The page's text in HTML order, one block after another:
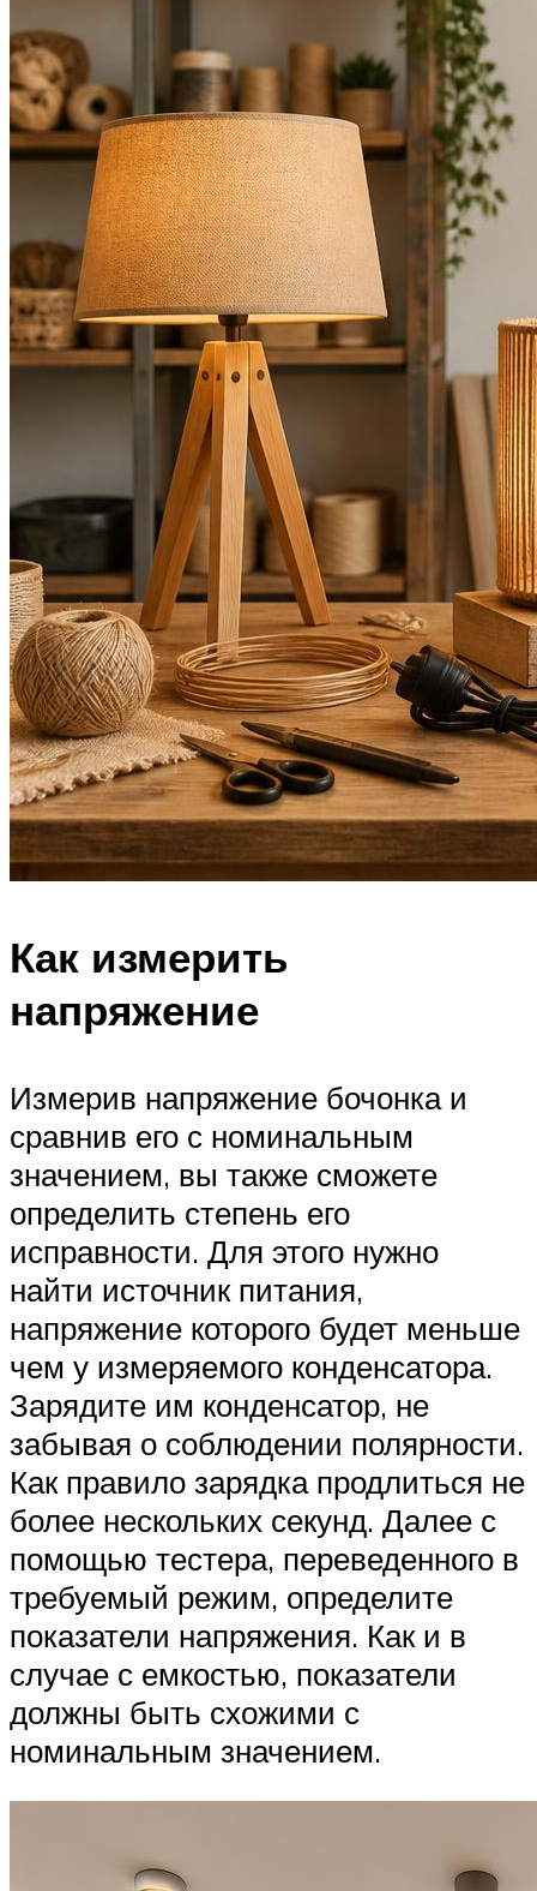
Как измерить
напряжение
Измерив напряжение бочонка и
сравнив его с номинальным
значением, вы также сможете
определить степень его
исправности. Для этого нужно
найти источник питания,
напряжение которого будет меньше
чем у измеряемого конденсатора.
Зарядите им конденсатор, не
забывая о соблюдении полярности.
Как правило зарядка продлиться не
более нескольких секунд. Далее с
помощью тестера, переведенного в
требуемый режим, определите
показатели напряжения. Как и в
случае с емкостью, показатели
должны быть схожими с
номинальным значением.